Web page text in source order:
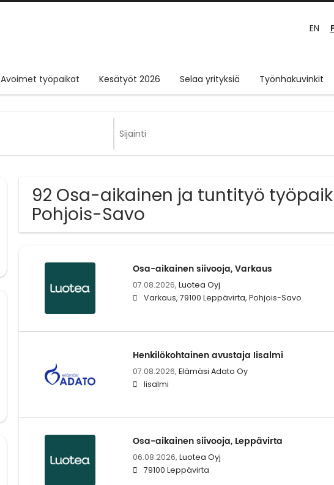
EN
Avoimet työpaikat Kesätyöt 2026 Selaa yrityksiä Työnhakuvinkit
92 Osa-aikainen ja tuntityö
Pohjois-Savo
Osa-aikainen siivooja, Varkaus
07.08.2026, Luotea Oyj
Varkaus, 79100 Leppävirta, Pohjois-Savo
Henkilökohtainen avustaja Iisalmi
07.08.2026, Elämäsi Adato Oy
Iisalmi
Osa-aikainen siivooja, Leppävirta
06.08.2026, Luotea Oyj
79100 Leppävirta